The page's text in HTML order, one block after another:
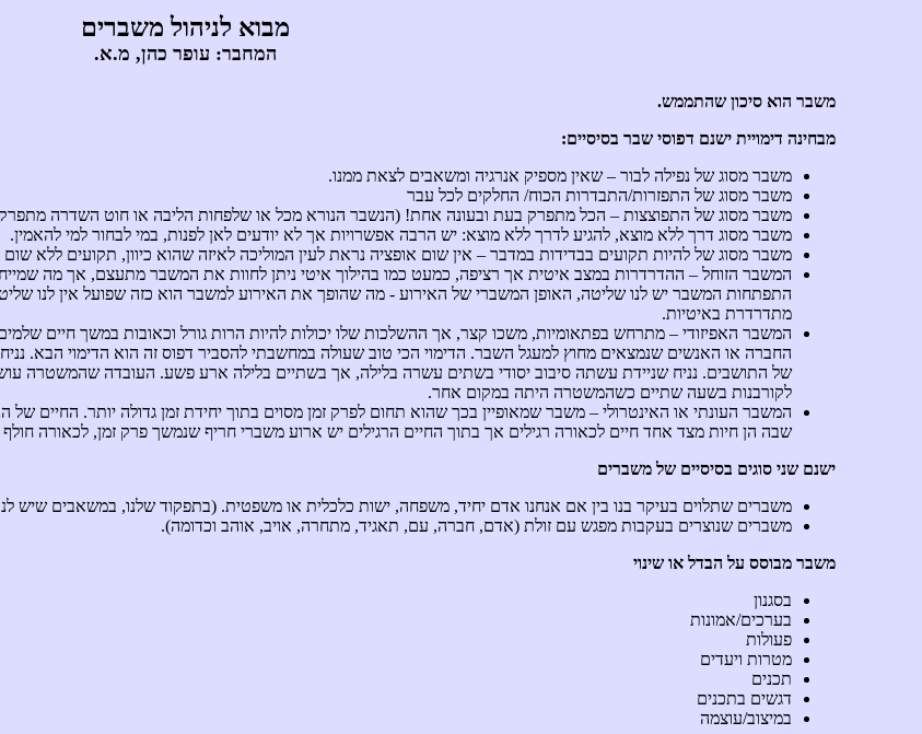
מבוא לניהול משברים
המחבר: עופר כהן, מ.א.
משבר הוא סיכון שהתממש.
מבחינה דימויית ישנם דפוסי שבר בסיסיים:
משבר מסוג של נפילה לבור – שאין מספיק אנרגיה ומשאבים לצאת ממנו.
משבר מסוג של התפזרות/התבדרות הכוח/ החלקים לכל עבר
משבר מסוג של התפוצצות – הכל מתפרק בעת ובעונה אחת! (הנשבר הנורא מכל או שלפחות הליבה או חוט השדרה
משבר מסוג דרך ללא מוצא, להגיע לדרך ללא מוצא: יש הרבה אפשרויות אך לא יודעים לאן לפנות, במי לבחור למי להאמין.
משבר מסוג של להיות תקועים בבדידות במדבר – אין שום אופציה נראת לעין המוליכה לאיזה שהוא כיוון, תקועים ללא
המשבר הזוחל – ההדרדרות במצב איטית אך רציפה, כמעט כמו בהילוך איטי ניתן לחוות את המשבר מתעצם, אך מה
התפתחות המשבר יש לנו שליטה, האופן המשברי של האירוע - מה שהופך את האירוע למשבר הוא כזה שפועל אין לנו
מתדרדרת באיטיות.
המשבר האפיזודי – מתרחש בפתאומיות, משכו קצר, אך ההשלכות שלו יכולות להיות הרות גורל וכאובות במשך חיים
החברה או האנשים שנמצאים מחוץ למעגל השבר. הדימוי הכי טוב שעולה במחשבתי להסביר דפוס זה הוא הדימוי הבא.
של התושבים. נניח שניידת עשתה סיבוב יסודי בשתים עשרה בלילה, אך בשתיים בלילה ארע פשע. העובדה שהמשטרה
לקורבנות בשעה שתיים כשהמשטרה היתה במקום אחר.
המשבר העונתי או האינטרולי – משבר שמאופיין בכך שהוא תחום לפרק זמן מסוים בתוך יחידת זמן גדולה יותר. החיים
שבה הן חיות מצד אחד חיים לכאורה רגילים אך בתוך החיים הרגילים יש ארוע משברי חריף שנמשך פרק זמן, לכאורה
ישנם שני סוגים בסיסיים של משברים
משברים שתלוים בעיקר בנו בין אם אנחנו אדם יחיד, משפחה, ישות כלכלית או משפטית. (בתפקוד שלנו, במשאבים שיש
משברים שנוצרים בעקבות מפגש עם זולת (אדם, חברה, עם, תאגיד, מתחרה, אויב, אוהב וכדומה).
משבר מבוסס על הבדל או שינוי
בסגנון
בערכים/אמונות
פעולות
מטרות ויעדים
תכנים
דגשים בתכנים
במיצוב/עוצמה